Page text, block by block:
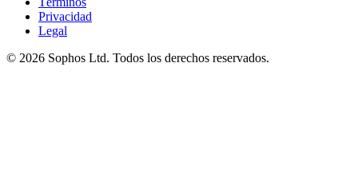
Privacidad
Legal
© 2026 Sophos Ltd. Todos los derechos reservados.